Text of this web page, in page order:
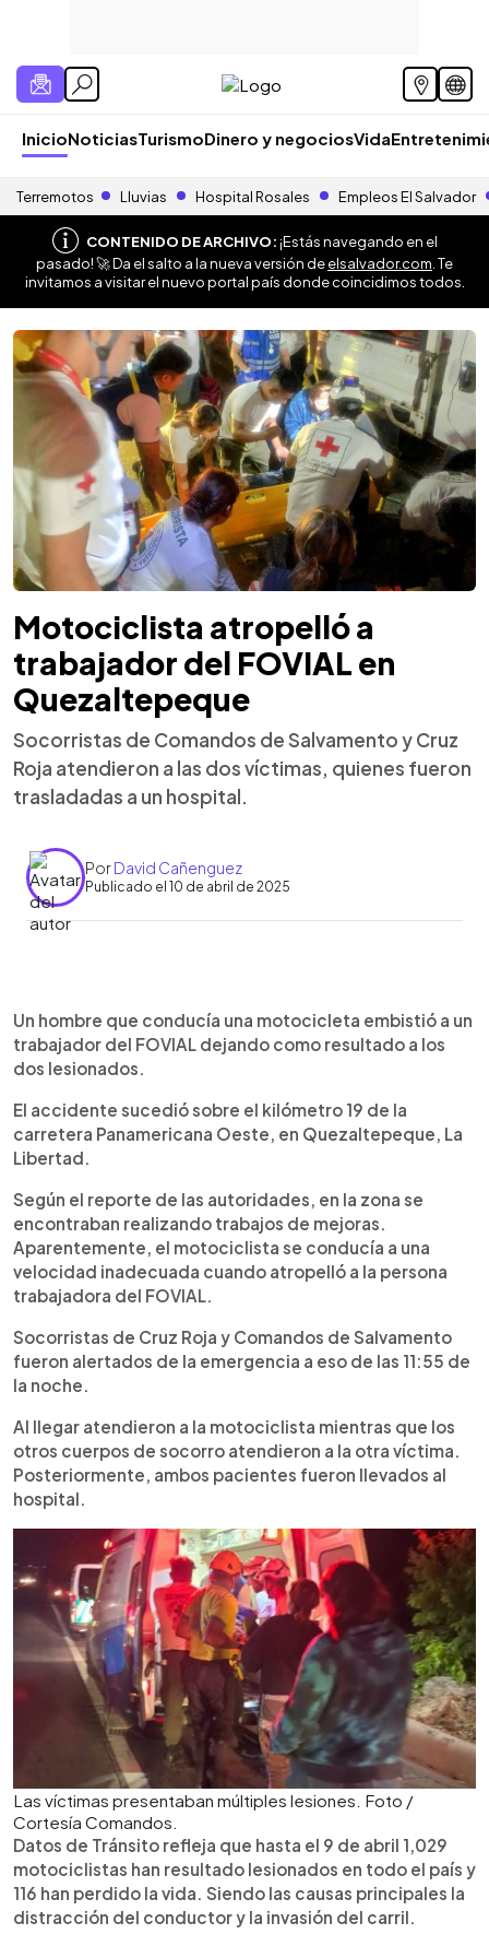
InicioNoticiasTurismoDinero y negociosVida
Terremotos Lluvias Hospital Rosales Empleos El Salvador
CONTENIDO DE ARCHIVO:¡Estás navegando en el
pasado! 🚀 Da el salto a la nueva versión deelsalvador.com . Te
invitamos a visitar el nuevo portal país donde coincidimos todos.
Motociclista atropelló a
trabajador del FOVIAL en
Quezaltepeque
Socorristas de Comandos de Salvamento y Cruz
Roja atendieron a las dos víctimas, quienes fueron
trasladadas a un hospital.
PorDavid Cañenguez
Publicado el 10 de abril de 2025
► Escuchar artículo
Un hombre que conducía una motocicleta embistió a un
trabajador del FOVIAL dejando como resultado a los
dos lesionados.
El accidente sucedió sobre el kilómetro 19 de la
carretera Panamericana Oeste, en Quezaltepeque, La
Libertad.
Según el reporte de las autoridades, en la zona se
encontraban realizando trabajos de mejoras.
Aparentemente, el motociclista se conducía a una
velocidad inadecuada cuando atropelló a la persona
trabajadora del FOVIAL.
Socorristas de Cruz Roja y Comandos de Salvamento
fueron alertados de la emergencia a eso de las 11:55 de
la noche.
Al llegar atendieron a la motociclista mientras que los
otros cuerpos de socorro atendieron a la otra víctima.
Posteriormente, ambos pacientes fueron llevados al
hospital.
Las víctimas presentaban múltiples lesiones. Foto /
Cortesía Comandos.
Datos de Tránsito refleja que hasta el 9 de abril 1,029
motociclistas han resultado lesionados en todo el país y
116 han perdido la vida. Siendo las causas principales la
distracción del conductor y la invasión del carril.